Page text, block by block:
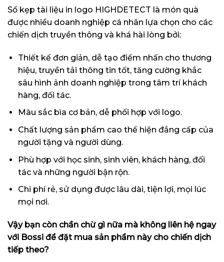
Sổ kẹp tài liệu in logo HIGHDETECT là món quà
được nhiều doanh nghiệp cá nhân lựa chọn cho các
chiến dịch truyền thông và khá hài lòng bởi:
Thiết kế đơn giản, dễ tạo điểm nhấn cho thương
hiệu, truyền tải thông tin tốt, tăng cường khắc
sâu hình ảnh doanh nghiệp trong tâm trí khách
hàng, đối tác.
Màu sắc bìa cơ bản, dễ phối hợp với logo.
Chất lượng sản phẩm cao thể hiện đẳng cấp của
người tặng và người dùng.
Phù hợp với học sinh, sinh viên, khách hàng, đối
tác và những người bận rộn.
Chi phí rẻ, sử dụng được lâu dài, tiện lợi, mọi lúc
mọi nơi.
Vậy bạn còn chần chừ gì nữa mà không liên hệ ngay
với Bossi để đặt mua sản phẩm này cho chiến dịch
tiếp theo?